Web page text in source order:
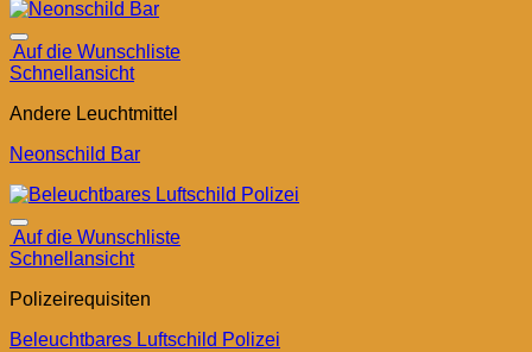
Auf die Wunschliste
Schnellansicht
Andere Leuchtmittel
Neonschild Bar
Auf die Wunschliste
Schnellansicht
Polizeirequisiten
Beleuchtbares Luftschild Polizei